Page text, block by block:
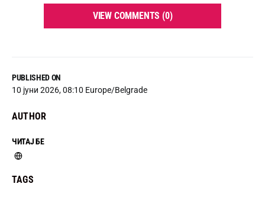
PUBLISHED ON
10 јуни 2026, 08:10 Europe/Belgrade
AUTHOR
ЧИТАЈ БЕ
TAGS
VIEW COMMENTS (0)